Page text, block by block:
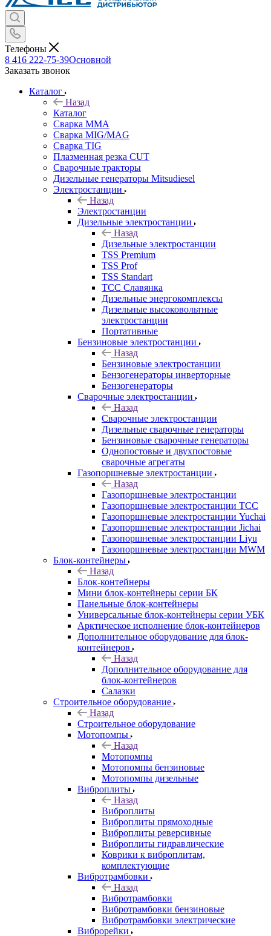
Телефоны
8 416 222-75-39Основной
Заказать звонок
Каталог
Назад
Каталог
Сварка MMA
Сварка MIG/MAG
Сварка TIG
Плазменная резка CUT
Сварочные тракторы
Дизельные генераторы Mitsudiesel
Электростанции
Назад
Электростанции
Дизельные электростанции
Назад
Дизельные электростанции
TSS Premium
TSS Prof
TSS Standart
ТСС Славянка
Дизельные энергокомплексы
Дизельные высоковольтные
электростанции
Портативные
Бензиновые электростанции
Назад
Бензиновые электростанции
Бензогенераторы инверторные
Бензогенераторы
Сварочные электростанции
Назад
Сварочные электростанции
Дизельные сварочные генераторы
Бензиновые сварочные генераторы
Однопостовые и двухпостовые
сварочные агрегаты
Газопоршневые электростанции
Назад
Газопоршневые электростанции
Газопоршневые электростанции ТСС
Газопоршневые электростанции Yuchai
Газопоршневые электростанции Jichai
Газопоршневые электростанции Liyu
Газопоршневые электростанции MWM
Блок-контейнеры
Назад
Блок-контейнеры
Мини блок-контейнеры серии БК
Панельные блок-контейнеры
Универсальные блок-контейнеры серии УБК
Арктическое исполнение блок-контейнеров
Дополнительное оборудование для блок-
контейнеров
Назад
Дополнительное оборудование для
блок-контейнеров
Салазки
Строительное оборудование
Назад
Строительное оборудование
Мотопомпы
Назад
Мотопомпы
Мотопомпы бензиновые
Мотопомпы дизельные
Виброплиты
Назад
Виброплиты
Виброплиты прямоходные
Виброплиты реверсивные
Виброплиты гидравлические
Коврики к виброплитам,
комплектующие
Вибротрамбовки
Назад
Вибротрамбовки
Вибротрамбовки бензиновые
Вибротрамбовки электрические
Виброрейки